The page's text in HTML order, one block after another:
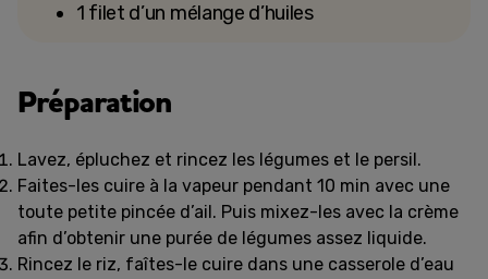
1 filet d’un mélange d’huiles
Préparation
Lavez, épluchez et rincez les légumes et le persil.
Faites-les cuire à la vapeur pendant 10 min avec une
toute petite pincée d’ail. Puis mixez-les avec la crème
afin d’obtenir une purée de légumes assez liquide.
Rincez le riz, faîtes-le cuire dans une casserole d’eau